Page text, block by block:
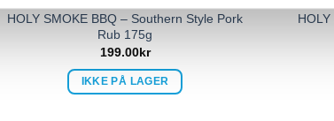
HOLY SMOKE BBQ – Southern Style Pork
Rub 175g
199.00kr
IKKE PÅ LAGER